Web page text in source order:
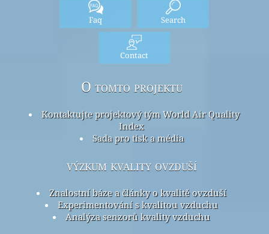
Faq Search
Contact
O tomto projektu
Kontaktujte projektový tým World Air Quality
Index
Sada pro tisk a média
výzkum kvality ovzduší
Znalostní báze a články o kvalitě ovzduší
Experimentování s kvalitou vzduchu
Analýza senzorů kvality vzduchu